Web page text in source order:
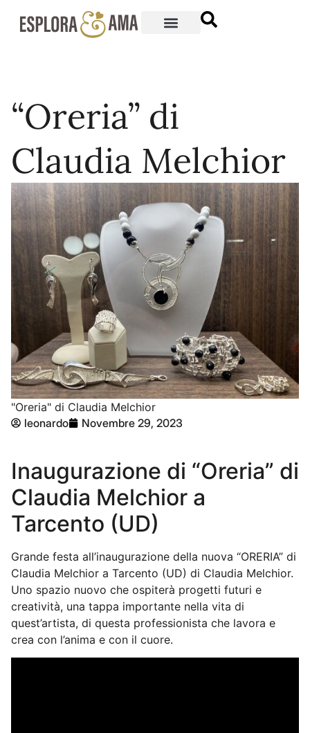
“Oreria” di
Claudia Melchior
"Oreria" di Claudia Melchior
leonardo
Novembre 29, 2023
Inaugurazione di “Oreria” di
Claudia Melchior a
Tarcento (UD)
Grande festa all’inaugurazione della nuova “ORERIA” di
Claudia Melchior a Tarcento (UD) di Claudia Melchior.
Uno spazio nuovo che ospiterà progetti futuri e
creatività, una tappa importante nella vita di
quest’artista, di questa professionista che lavora e
crea con l’anima e con il cuore.